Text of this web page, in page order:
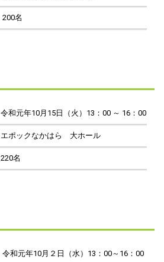
200名
令和元年10月15日（火）13：00 ～ 16：00
エポックなかはら 大ホール
220名
令和元年10月２日（水）13：00～16：00